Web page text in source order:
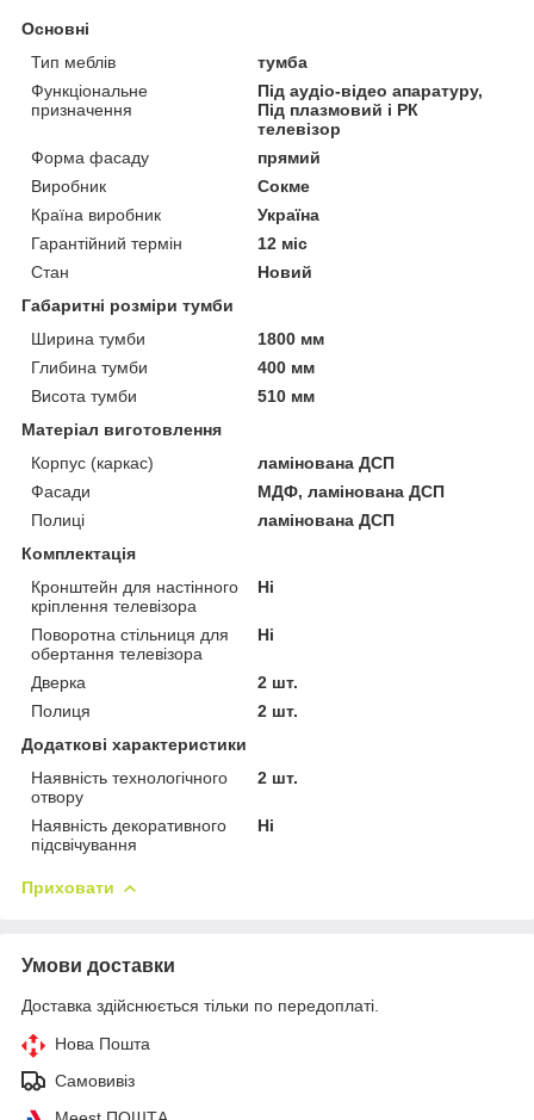
Основні
Тип меблів
тумба
Функціональне
призначення
Під аудіо-відео апаратуру,
Під плазмовий і РК
телевізор
Форма фасаду
прямий
Виробник
Сокме
Країна виробник
Україна
Гарантійний термін
12 міс
Стан
Новий
Габаритні розміри тумби
Ширина тумби
1800 мм
Глибина тумби
400 мм
Висота тумби
510 мм
Матеріал виготовлення
Корпус (каркас)
ламінована ДСП
Фасади
МДФ, ламінована ДСП
Полиці
ламінована ДСП
Комплектація
Кронштейн для настінного
кріплення телевізора
Ні
Поворотна стільниця для
обертання телевізора
Ні
Дверка
2 шт.
Полиця
2 шт.
Додаткові характеристики
Наявність технологічного
отвору
2 шт.
Наявність декоративного
підсвічування
Ні
Приховати
Умови доставки
Доставка здійснюється тільки по передоплаті.
Нова Пошта
Самовивіз